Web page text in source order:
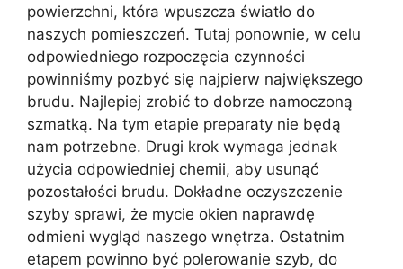
powierzchni, która wpuszcza światło do
naszych pomieszczeń. Tutaj ponownie, w celu
odpowiedniego rozpoczęcia czynności
powinniśmy pozbyć się najpierw największego
brudu. Najlepiej zrobić to dobrze namoczoną
szmatką. Na tym etapie preparaty nie będą
nam potrzebne. Drugi krok wymaga jednak
użycia odpowiedniej chemii, aby usunąć
pozostałości brudu. Dokładne oczyszczenie
szyby sprawi, że mycie okien naprawdę
odmieni wygląd naszego wnętrza. Ostatnim
etapem powinno być polerowanie szyb, do